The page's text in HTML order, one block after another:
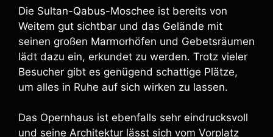
Die Sultan-Qabus-Moschee ist bereits von
Weitem gut sichtbar und das Gelände mit
seinen großen Marmorhöfen und Gebetsräumen
lädt dazu ein, erkundet zu werden. Trotz vieler
Besucher gibt es genügend schattige Plätze,
um alles in Ruhe auf sich wirken zu lassen.
Das Opernhaus ist ebenfalls sehr eindrucksvoll
und seine Architektur lässt sich vom Vorplatz